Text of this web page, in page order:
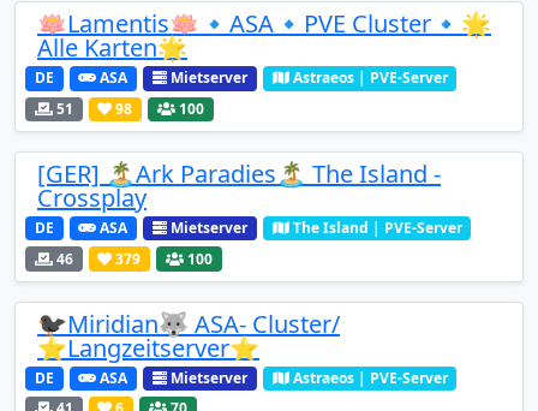
🪷Lamentis🪷🔹️ASA🔹PVE Cluster🔹🌟
Alle Karten🌟
DE ASA Mietserver
Astraeos | PVE-Server
51
98 100
[GER] 🏝️Ark Paradies🏝️ The Island -
Crossplay
DE ASA Mietserver
The Island | PVE-Server
46
379 100
🐦‍⬛Miridian🐺 ASA- Cluster/
⭐Langzeitserver⭐
DE ASA Mietserver
Astraeos | PVE-Server